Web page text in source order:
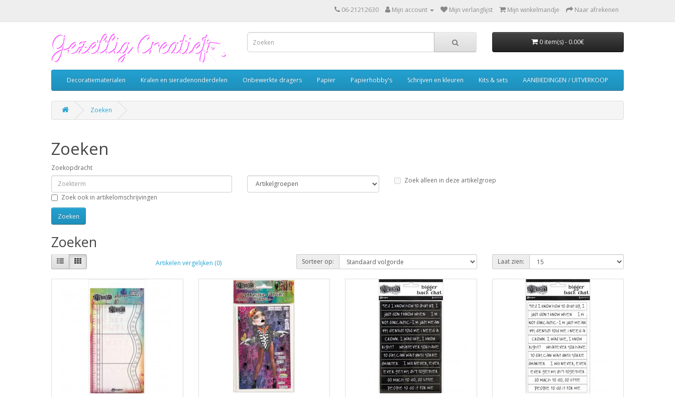
06-21212630 Mijn account Mijn verlanglijst Mijn winkelmandje Naar afrekenen
0 item(s) - 0.00€
Decoratiematerialen Kralen en sieradenonderdelen Onbewerkte dragers Papier Papierhobby's Schrijven en kleuren Kits & sets AANBIEDINGEN / UITVERKOOP
Zoeken
Zoeken
Zoekopdracht
Zoek alleen in deze artikelgroep
Zoek ook in artikelomschrijvingen
Zoeken
Artikelen vergelijken (0) Sorteer op: Laat zien: